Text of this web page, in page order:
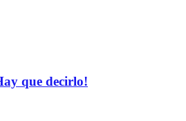
que decirlo!